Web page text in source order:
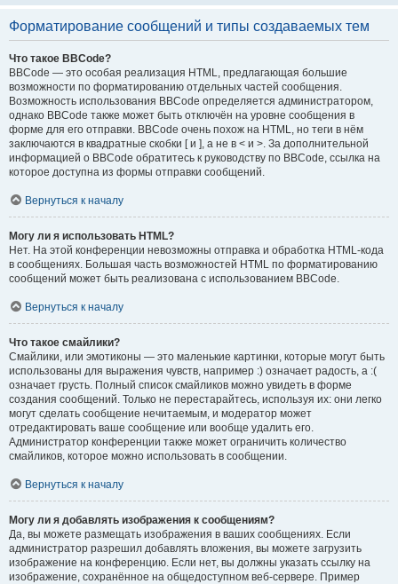
Форматирование сообщений и типы создаваемых тем
Что такое BBCode?
BBCode — это особая реализация HTML, предлагающая большие
возможности по форматированию отдельных частей сообщения.
Возможность использования BBCode определяется администратором,
однако BBCode также может быть отключён на уровне сообщения в
форме для его отправки. BBCode очень похож на HTML, но теги в нём
заключаются в квадратные скобки [ и ], а не в < и >. За дополнительной
информацией о BBCode обратитесь к руководству по BBCode, ссылка на
которое доступна из формы отправки сообщений.
Вернуться к началу
Могу ли я использовать HTML?
Нет. На этой конференции невозможны отправка и обработка HTML-кода
в сообщениях. Большая часть возможностей HTML по форматированию
сообщений может быть реализована с использованием BBCode.
Вернуться к началу
Что такое смайлики?
Смайлики, или эмотиконы — это маленькие картинки, которые могут быть
использованы для выражения чувств, например :) означает радость, а :(
означает грусть. Полный список смайликов можно увидеть в форме
создания сообщений. Только не перестарайтесь, используя их: они легко
могут сделать сообщение нечитаемым, и модератор может
отредактировать ваше сообщение или вообще удалить его.
Администратор конференции также может ограничить количество
смайликов, которое можно использовать в сообщении.
Вернуться к началу
Могу ли я добавлять изображения к сообщениям?
Да, вы можете размещать изображения в ваших сообщениях. Если
администратор разрешил добавлять вложения, вы можете загрузить
изображение на конференцию. Если нет, вы должны указать ссылку на
изображение, сохранённое на общедоступном веб-сервере. Пример